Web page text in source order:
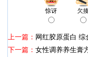
惊讶 欠
上一篇： 网红胶原蛋白
下一篇： 女性调养养生膏